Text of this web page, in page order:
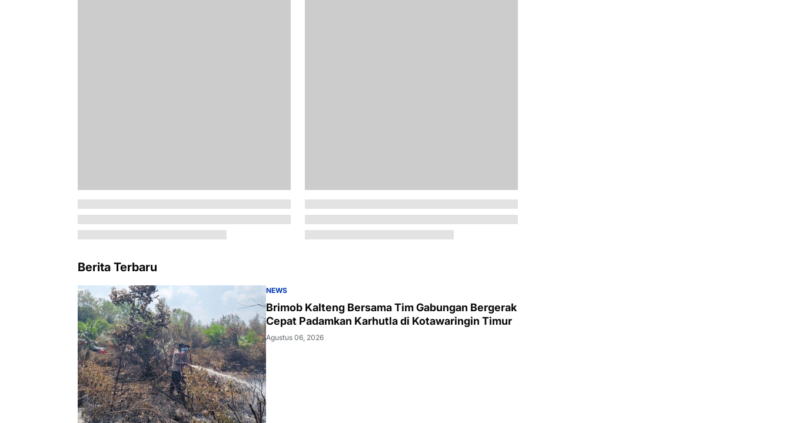
Berita Terbaru
NEWS
Brimob Kalteng Bersama Tim Gabungan Bergerak
Cepat Padamkan Karhutla di Kotawaringin Timur
Agustus 06, 2026